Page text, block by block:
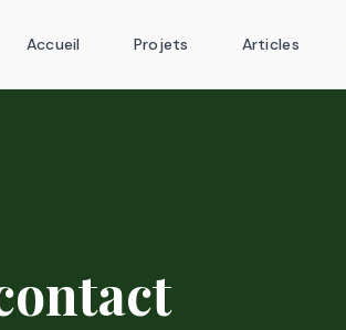
Accueil Projets Articles